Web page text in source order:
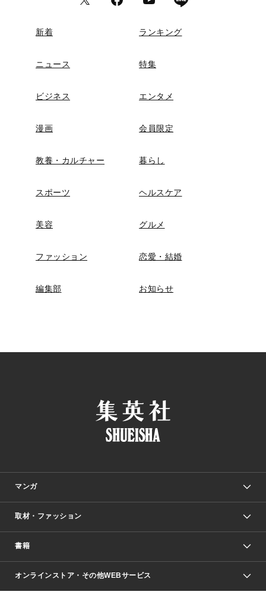
新着 ランキング
ニュース 特集
ビジネス エンタメ
漫画 会員限定
教養・カルチャー 暮らし
スポーツ ヘルスケア
美容 グルメ
ファッション 恋愛・結婚
編集部 お知らせ
マンガ
少年マンガ
Vジャンプ
週刊ヤングジャンプ
少女マンガ
取材・ファッション
Seventeen
芸能・情報・スポーツ
書籍
文芸・文庫・総合
オンラインストア・その他WEBサービス